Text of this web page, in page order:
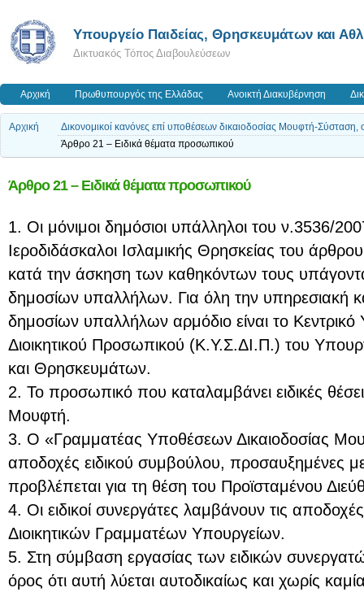
Υπουργείο Παιδείας, Θρησκευμάτων και
Δικτυακός Τόπος Διαβουλεύσεων
Αρχική Πρωθυπουργός της Ελλάδας Ανοικτή Διακυβέρνηση
Αρχική
Δικονομικοί κανόνες επί υποθέσεων δικαιοδοσίας Μουφτή-
Άρθρο 21 – Ειδικά θέματα προσωπικού
Άρθρο 21 – Ειδικά θέματα προσωπικού
1. Οι μόνιμοι δημόσιοι υπάλληλοι του ν.3536/
Ιεροδιδάσκαλοι Ισλαμικής Θρησκείας του
κατά την άσκηση των καθηκόντων τους
δημοσίων υπαλλήλων. Για όλη την υπηρεσιακή
δημοσίων υπαλλήλων αρμόδιο είναι το
Διοικητικού Προσωπικού (Κ.Υ.Σ.ΔΙ.Π.) του
και Θρησκευμάτων.
2. Το προσωπικό που καταλαμβάνει ειδικές
Μουφτή.
3. Ο «Γραμματέας Υποθέσεων Δικαιοδοσίας
αποδοχές ειδικού συμβούλου, προσαυξημένες
προβλέπεται για τη θέση του Προϊσταμένου
4. Οι ειδικοί συνεργάτες λαμβάνουν τις
Διοικητικών Γραμματέων Υπουργείων.
5. Στη σύμβαση εργασίας των ειδικών
όρος ότι αυτή λύεται αυτοδικαίως και χωρίς